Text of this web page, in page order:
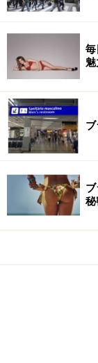
毎
魅
秘